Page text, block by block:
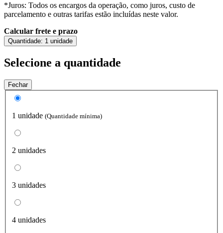
*Juros: Todos os encargos da operação, como juros, custo de
parcelamento e outras tarifas estão incluídas neste valor.
Calcular frete e prazo
Quantidade: 1 unidade
Selecione a quantidade
Fechar
1 unidade (Quantidade mínima)
2 unidades
3 unidades
4 unidades